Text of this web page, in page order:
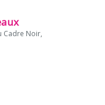
Cadre Noir,